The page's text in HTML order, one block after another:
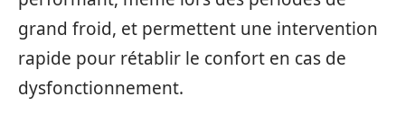
grand froid, et permettent une intervention
rapide pour rétablir le confort en cas de
dysfonctionnement.